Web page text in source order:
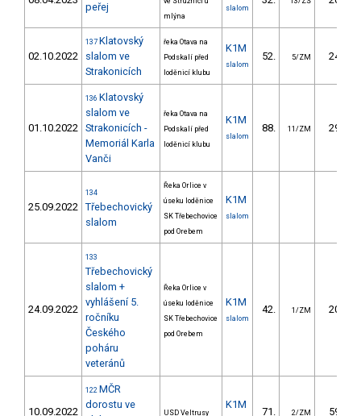
peřej
mlýna
slalom
02.10.2022
137 Klatovský
slalom ve
Strakonicích
řeka Otava na
Podskalí před
loděnicí klubu
K1M
slalom
52. 5/ZM 24.84
01.10.2022
136 Klatovský
slalom ve
Strakonicích -
Memoriál Karla
Vanči
řeka Otava na
Podskalí před
loděnicí klubu
K1M
slalom
88. 11/ZM 29.68
25.09.2022
134
Třebechovický
slalom
Řeka Orlice v
úseku loděnice
SK Třebechovice
pod Orebem
K1M
slalom
24.09.2022
133
Třebechovický
slalom +
vyhlášení 5.
ročníku
Českého
poháru
veteránů
Řeka Orlice v
úseku loděnice
SK Třebechovice
pod Orebem
K1M
slalom
42. 1/ZM 20.32
10.09.2022
122 MČR
dorostu ve
USD Veltrusy
K1M
71. 2/ZM 59.65